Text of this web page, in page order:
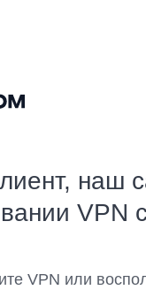
наш
VPN
VPN или